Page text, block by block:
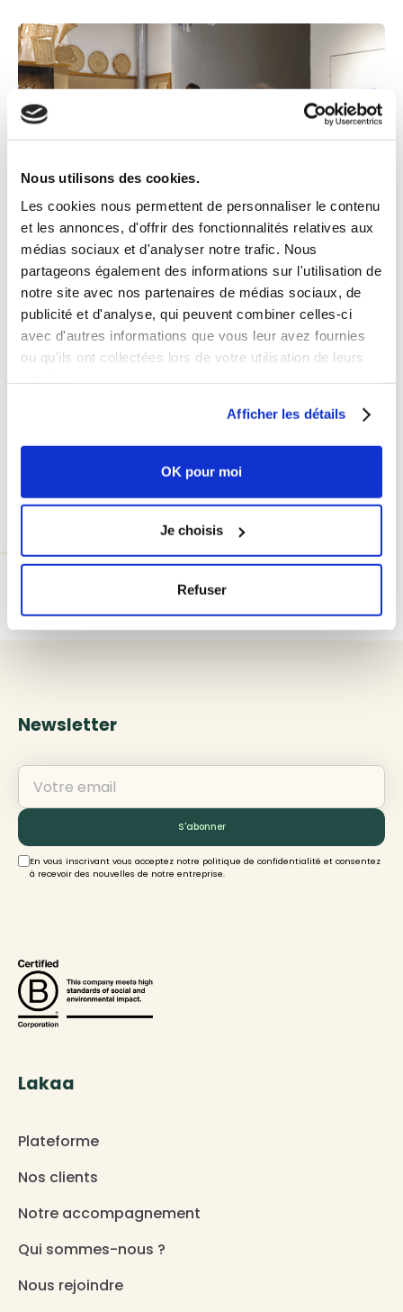
Nous utilisons des cookies.
Les cookies nous permettent de personnaliser le contenu
et les annonces, d'offrir des fonctionnalités relatives aux
médias sociaux et d'analyser notre trafic. Nous
partageons également des informations sur l'utilisation de
notre site avec nos partenaires de médias sociaux, de
publicité et d'analyse, qui peuvent combiner celles-ci
avec d'autres informations que vous leur avez fournies
ou qu'ils ont collectées lors de votre utilisation de leurs
Afficher les détails
OK pour moi
Je choisis
Refuser
Evénements
Atelier
21 Octobre 2026
Atelier sur l’impact local dans le
secteur de l'hôtellerie — #2ème
édition
Découvrez comment les dirigeants et les acteurs
terrain de votre secteur mènent leurs stratégies
RSE et inspirez-vous de leurs bonnes pratiques.
Newsletter
En vous inscrivant vous acceptez notre politique de confidentialité et consentez
à recevoir des nouvelles de notre entreprise.
Lakaa
Plateforme
Nos clients
Notre accompagnement
Qui sommes-nous ?
Nous rejoindre